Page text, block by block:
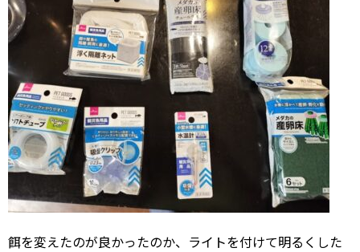
餌を変えたのが良かったのか、ライトを付けて明るくした